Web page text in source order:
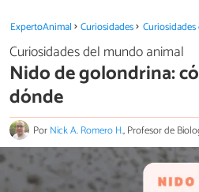
ExpertoAnimal Curiosidades
Curiosidades del mundo animal
Nido de golondrina:
dónde
PorNick A. Romero H., Profesor de